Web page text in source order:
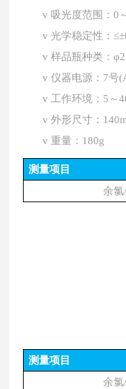
v 吸光度范围：0
v 光学稳定性：
v 样品瓶种类：
v 仪器电源：7号
v 工作环境：5～
v 外形尺寸：
v 重量：180g
测量项目
余氯
测量项目
余氯